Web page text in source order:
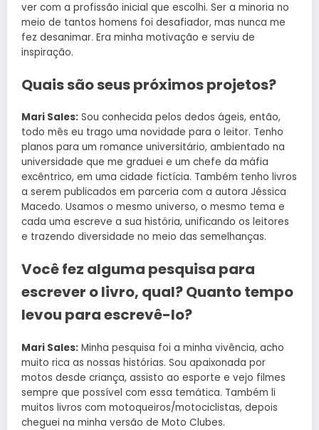
ver com a profissão inicial que escolhi. Ser a minoria no
meio de tantos homens foi desafiador, mas nunca me
fez desanimar. Era minha motivação e serviu de
inspiração.
Quais são seus próximos projetos?
Mari Sales: Sou conhecida pelos dedos ágeis, então,
todo mês eu trago uma novidade para o leitor. Tenho
planos para um romance universitário, ambientado na
universidade que me graduei e um chefe da máfia
excêntrico, em uma cidade fictícia. Também tenho livros
a serem publicados em parceria com a autora Jéssica
Macedo. Usamos o mesmo universo, o mesmo tema e
cada uma escreve a sua história, unificando os leitores
e trazendo diversidade no meio das semelhanças.
Você fez alguma pesquisa para
escrever o livro, qual? Quanto tempo
levou para escrevê-lo?
Mari Sales: Minha pesquisa foi a minha vivência, acho
muito rica as nossas histórias. Sou apaixonada por
motos desde criança, assisto ao esporte e vejo filmes
sempre que possível com essa temática. Também li
muitos livros com motoqueiros/motociclistas, depois
cheguei na minha versão de Moto Clubes.